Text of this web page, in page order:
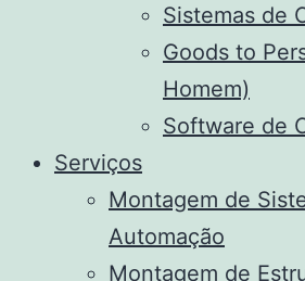
Sistemas de
Goods to
Homem)
Software de
Serviços
Montagem de
Automação
Montagem de